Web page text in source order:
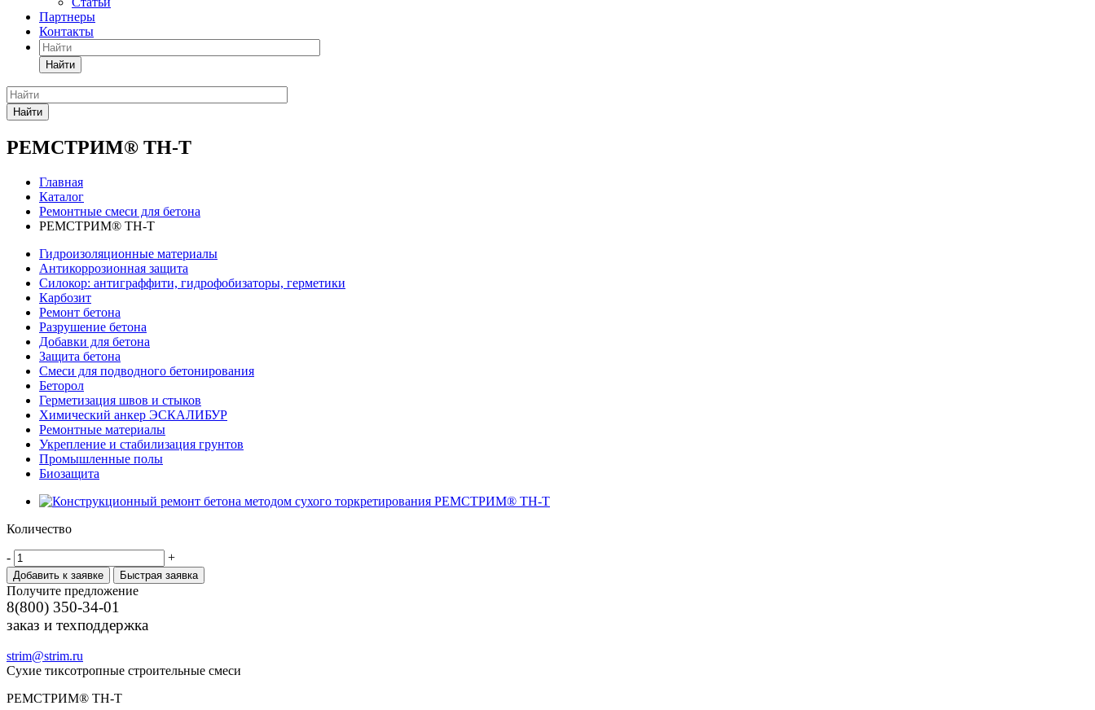
Партнеры
Контакты
Найти
Найти
РЕМСТРИМ® ТН-Т
Главная
Каталог
Ремонтные смеси для бетона
РЕМСТРИМ® ТН-Т
Гидроизоляционные материалы
Антикоррозионная защита
Силокор: антиграффити, гидрофобизаторы, герметики
Карбозит
Ремонт бетона
Разрушение бетона
Добавки для бетона
Защита бетона
Смеси для подводного бетонирования
Беторол
Герметизация швов и стыков
Химический анкер ЭСКАЛИБУР
Ремонтные материалы
Укрепление и стабилизация грунтов
Промышленные полы
Биозащита
Количество
- +
Добавить к заявке Быстрая заявка
Получите предложение
8(800) 350-34-01
заказ и техподдержка
strim@strim.ru
Сухие тиксотропные строительные смеси
РЕМСТРИМ® ТН-Т